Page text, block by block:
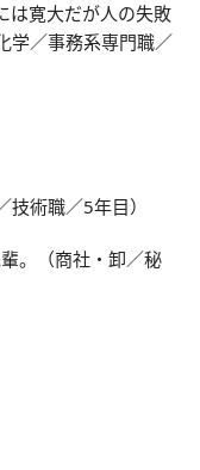
は寛大だが人の失敗
学／事務系専門職／
術職／5年目）
。（商社・卸／秘